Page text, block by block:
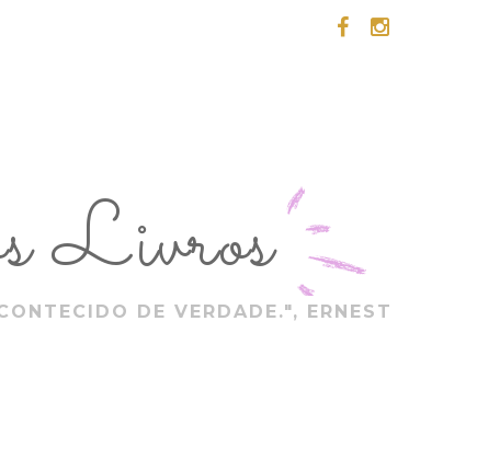
Livros
DE VERDADE.", ERNEST